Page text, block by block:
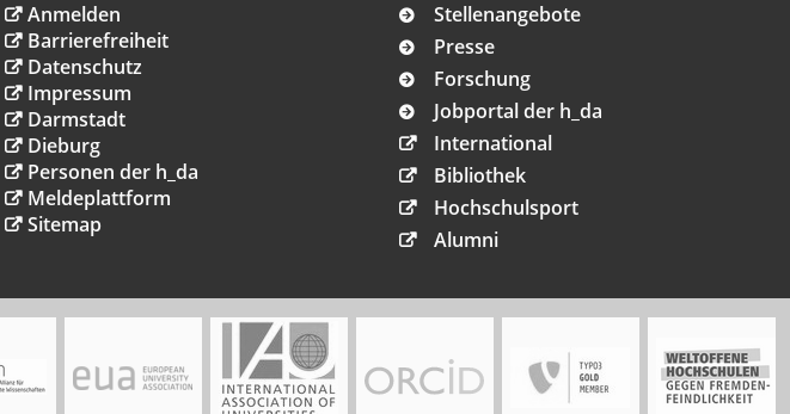
Anmelden
Barrierefreiheit
Datenschutz
Impressum
Darmstadt
Dieburg
Personen der h_da
Meldeplattform
Sitemap
Stellenangebote
Presse
Forschung
Jobportal der h_da
International
Bibliothek
Hochschulsport
Alumni